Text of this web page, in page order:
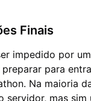
Finais
impedido por
preparar para
Na maioria
servidor, mas